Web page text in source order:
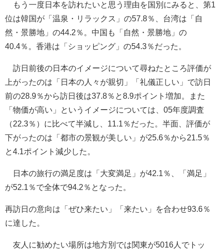
もう一度日本を訪れたいと思う理由を国別にみると、第1
位は韓国が「温泉・リラックス」の57.8％、台湾は「自
然・景勝地」の44.2％。中国も「自然・景勝地」の
40.4％。香港は「ショッピング」の54.3％だった。
訪日前後の日本のイメージについて尋ねたところ評価が
上がったのは「日本の人々が親切」「礼儀正しい」で訪日
前の28.9％から訪日後は37.8％と8.9ポイント増加。また
「物価が高い」というイメージについては、05年度調査
（22.3％）に比べて半減し、11.1％だった。半面、評価が
下がったのは「都市の景観が美しい」が25.6％から21.5％
と4.1ポイント減少した。
日本の旅行の満足度は「大変満足」が42.1％、「満足」
が52.1％で全体で94.2％となった。
再訪日の意向は「ぜひ来たい」「来たい」を合わせ93.6％
に達した。
友人に勧めたい場所は地方別では関東が5016人でトッ